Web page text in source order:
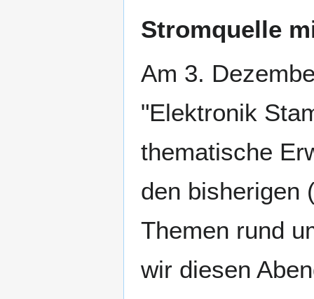
Stromquelle
Am 3.
"Elektronik
thematische
den bisherigen
Themen rund
wir diesen